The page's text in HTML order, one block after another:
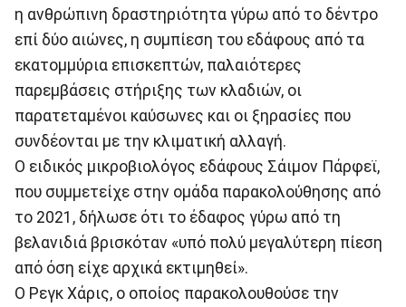
η ανθρώπινη δραστηριότητα γύρω από το δέντρο
επί δύο αιώνες, η συμπίεση του εδάφους από τα
εκατομμύρια επισκεπτών, παλαιότερες
παρεμβάσεις στήριξης των κλαδιών, οι
παρατεταμένοι καύσωνες και οι ξηρασίες που
συνδέονται με την κλιματική αλλαγή.
Ο ειδικός μικροβιολόγος εδάφους Σάιμον Πάρφεϊ,
που συμμετείχε στην ομάδα παρακολούθησης από
το 2021, δήλωσε ότι το έδαφος γύρω από τη
βελανιδιά βρισκόταν «υπό πολύ μεγαλύτερη πίεση
από όση είχε αρχικά εκτιμηθεί».
Ο Ρεγκ Χάρις, ο οποίος παρακολουθούσε την